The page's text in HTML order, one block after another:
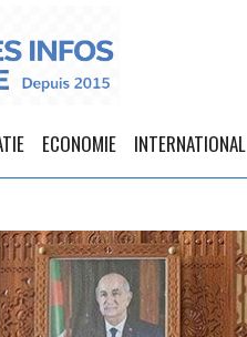
ECONOMIE INTERNATIONAL